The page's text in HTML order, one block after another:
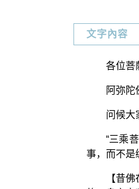
文字內容
各位菩
阿弥陀
问候大
“三乘
事，而不是
【昔